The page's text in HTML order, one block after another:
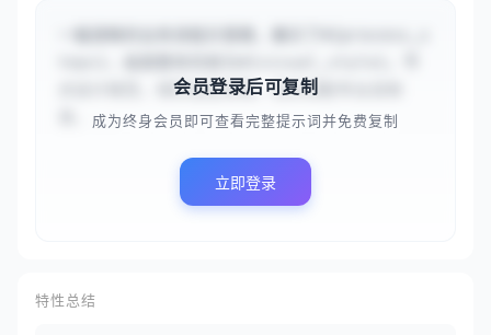
点设计规范，线条连接流畅，色彩搭配专业且和
谐，...
会员登录后可复制
成为终身会员即可查看完整提示词并免费复制
立即登录
特性总结